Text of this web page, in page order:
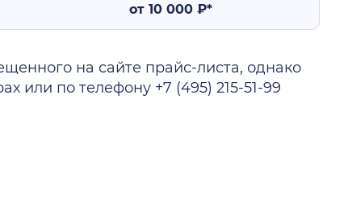
от 10 000 ₽*
на сайте прайс-листа, однако
или по телефону +7 (495) 215-51-99